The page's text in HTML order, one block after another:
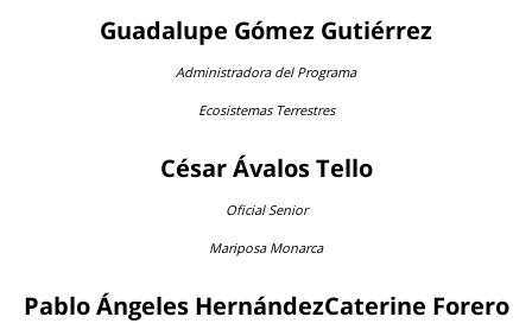
Guadalupe Gómez Gutiérrez
Administradora del Programa
Ecosistemas Terrestres
César Ávalos Tello
Oficial Senior
Mariposa Monarca
Pablo Ángeles HernándezCaterine Forero